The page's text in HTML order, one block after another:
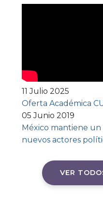
11 Julio 2025
Oferta Académica
05 Junio 2019
México mantiene un
nuevos actores
VER